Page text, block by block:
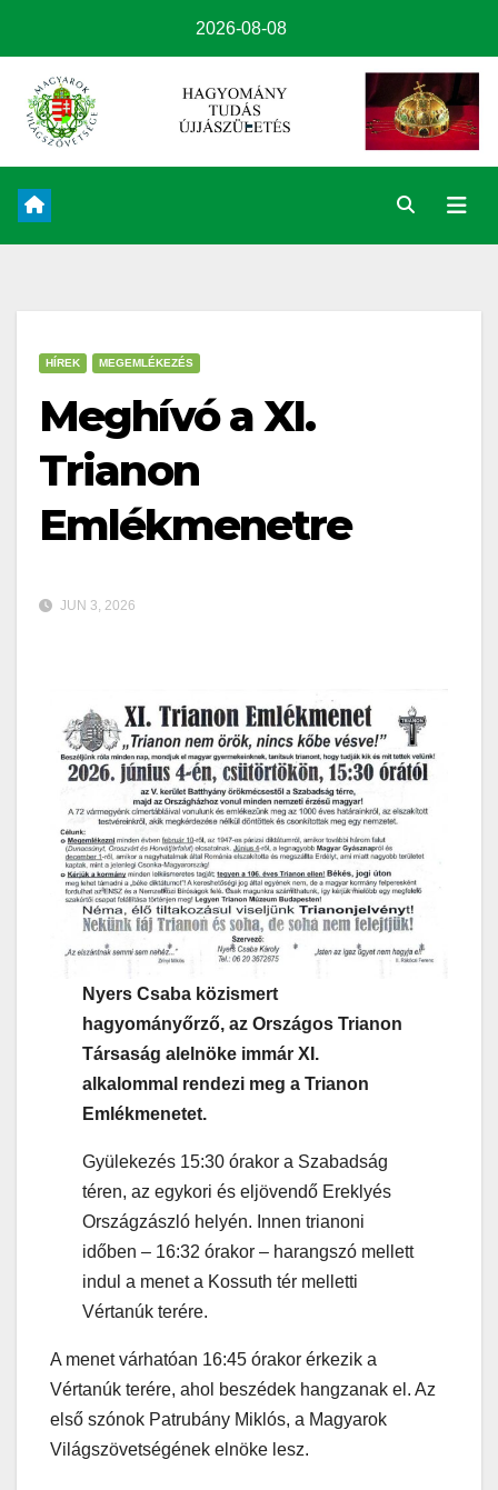
2026-08-08
HÍREK MEGEMLÉKEZÉS
Meghívó a XI.
Trianon
Emlékmenetre
JUN 3, 2026
Nyers Csaba közismert
hagyományőrző, az Országos Trianon
Társaság alelnöke immár XI.
alkalommal rendezi meg a Trianon
Emlékmenetet.
Gyülekezés 15:30 órakor a Szabadság
téren, az egykori és eljövendő Ereklyés
Országzászló helyén. Innen trianoni
időben – 16:32 órakor – harangszó mellett
indul a menet a Kossuth tér melletti
Vértanúk terére.
A menet várhatóan 16:45 órakor érkezik a
Vértanúk terére, ahol beszédek hangzanak el. Az
első szónok Patrubány Miklós, a Magyarok
Világszövetségének elnöke lesz.